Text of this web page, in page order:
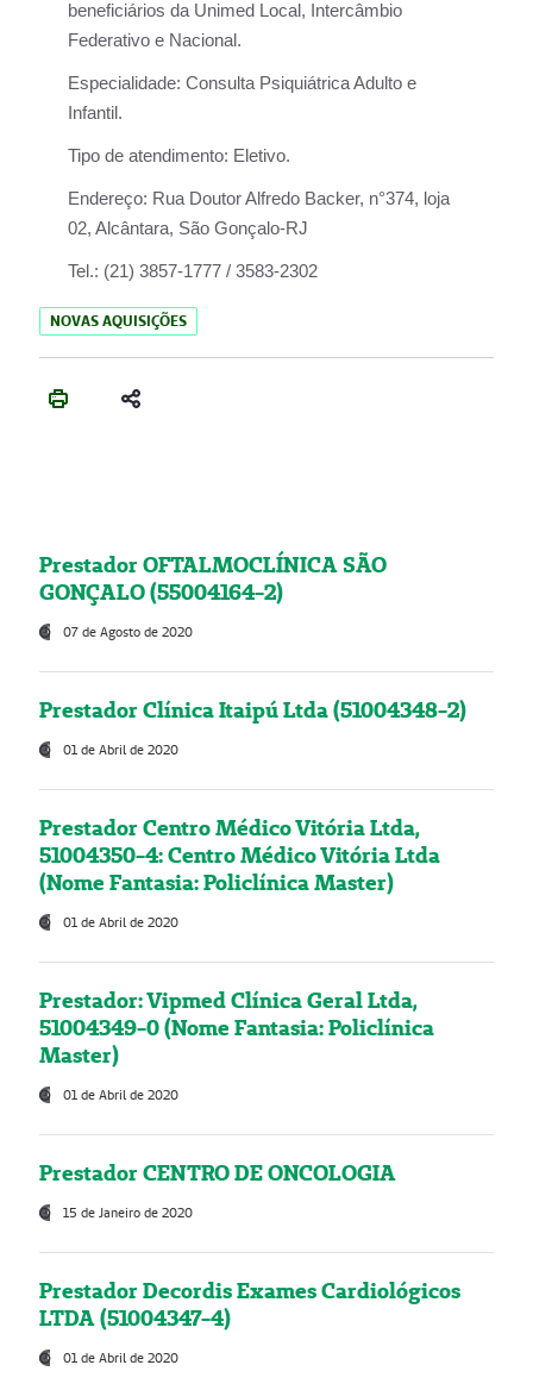
beneficiários da Unimed Local, Intercâmbio
Federativo e Nacional.
Especialidade: Consulta Psiquiátrica Adulto e
Infantil.
Tipo de atendimento: Eletivo.
Endereço: Rua Doutor Alfredo Backer, n°374, loja
02, Alcântara, São Gonçalo-RJ
Tel.: (21) 3857-1777 / 3583-2302
NOVAS AQUISIÇÕES
Prestador OFTALMOCLÍNICA SÃO
GONÇALO (55004164-2)
07 de Agosto de 2020
Prestador Clínica Itaipú Ltda (51004348-2)
01 de Abril de 2020
Prestador Centro Médico Vitória Ltda,
51004350-4: Centro Médico Vitória Ltda
(Nome Fantasia: Policlínica Master)
01 de Abril de 2020
Prestador: Vipmed Clínica Geral Ltda,
51004349-0 (Nome Fantasia: Policlínica
Master)
01 de Abril de 2020
Prestador CENTRO DE ONCOLOGIA
15 de Janeiro de 2020
Prestador Decordis Exames Cardiológicos
LTDA (51004347-4)
01 de Abril de 2020